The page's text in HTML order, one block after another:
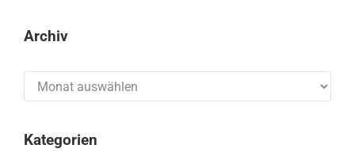
Archiv
Kategorien